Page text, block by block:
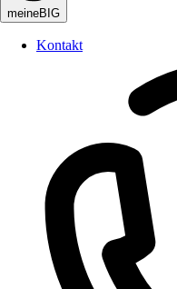
meineBIG
Kontakt